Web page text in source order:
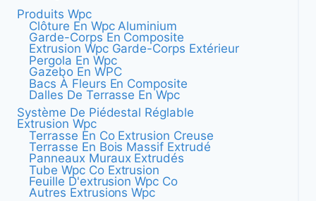
Produits Wpc
Clôture En Wpc Aluminium
Garde-Corps En Composite
Extrusion Wpc Garde-Corps Extérieur
Pergola En Wpc
Gazebo En WPC
Bacs À Fleurs En Composite
Dalles De Terrasse En Wpc
Système De Piédestal Réglable
Extrusion Wpc
Terrasse En Co Extrusion Creuse
Terrasse En Bois Massif Extrudé
Panneaux Muraux Extrudés
Tube Wpc Co Extrusion
Feuille D'extrusion Wpc Co
Autres Extrusions Wpc